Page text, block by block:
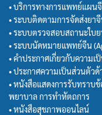
• บริการทางการแพทย์แผน
• ระบบติดตามการจัดส่งยา
• ระบบตรวจสอบสถานะใบย
• ระบบนัดหมายแพทย์จีน
• คำประกาศเกี่ยวกับความ
• ประกาศความเป็นส่วนตัว
• หนังสือแสดงการรับทราบ
พยาบาล การทำหัตถการ
• หนังสือสุขภาพออนไลน์